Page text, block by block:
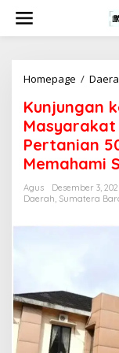
w
Homepage /
Kunjungan
Pertanian
Memahami
Agus
Desember 3,
Daerah, Sumatera